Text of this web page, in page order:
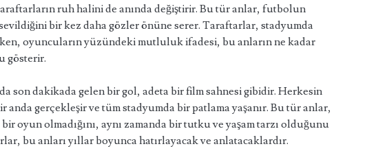
ruh halini de anında değiştirir. Bu tür anlar, futbolun
bir kez daha gözler önüne serer. Taraftarlar, stadyumda
oyuncuların yüzündeki mutluluk ifadesi, bu anların ne kadar
gösterir.
son dakikada gelen bir gol, adeta bir film sahnesi gibidir. Herkesin
anda gerçekleşir ve tüm stadyumda bir patlama yaşanır. Bu tür anlar,
oyun olmadığını, aynı zamanda bir tutku ve yaşam tarzı olduğunu
bu anları yıllar boyunca hatırlayacak ve anlatacaklardır.